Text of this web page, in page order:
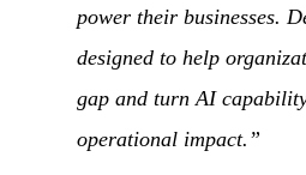
power their businesses.
designed to help
gap and turn AI
operational impact.”